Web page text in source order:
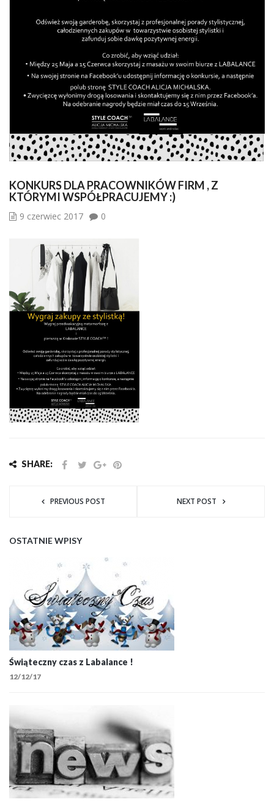
KONKURS DLA PRACOWNIKÓW FIRM , Z
KTÓRYMI WSPÓŁPRACUJEMY :)
9 czerwiec 2017 0
SHARE:
PREVIOUS POST NEXT POST
OSTATNIE WPISY
Świąteczny czas z Labalance !
12/12/17